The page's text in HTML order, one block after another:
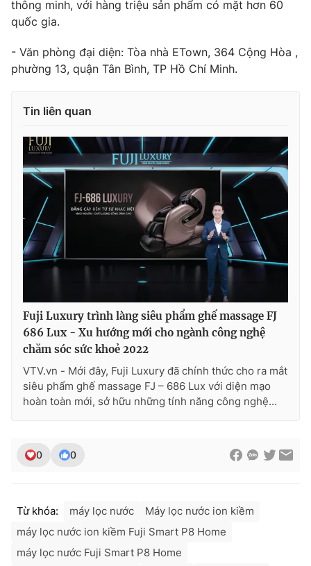
thông minh, với hàng triệu sản phẩm có mặt hơn 60
quốc gia.
- Văn phòng đại diện: Tòa nhà ETown, 364 Cộng Hòa ,
phường 13, quận Tân Bình, TP Hồ Chí Minh.
Tin liên quan
Fuji Luxury trình làng siêu phẩm ghế massage FJ
686 Lux - Xu hướng mới cho ngành công nghệ
chăm sóc sức khoẻ 2022
VTV.vn - Mới đây, Fuji Luxury đã chính thức cho ra mắt
siêu phẩm ghế massage FJ – 686 Lux với diện mạo
hoàn toàn mới, sở hữu những tính năng công nghệ...
0 0
Từ khóa: máy lọc nước
Máy lọc nước ion kiềm
máy lọc nước ion kiềm Fuji Smart P8 Home
máy lọc nước Fuji Smart P8 Home